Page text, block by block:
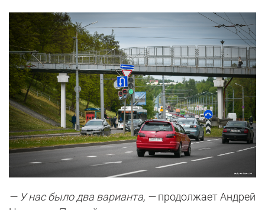
— У нас было два варианта, —продолжает Андрей